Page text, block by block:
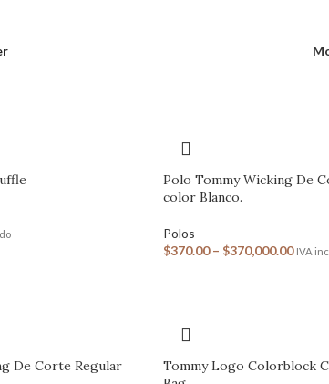
Polo Tommy Wicking De
color Blanco.
Polos
$370.00 – $370,000.00 IVA
De Corte Regular
Tommy Logo Colorblock